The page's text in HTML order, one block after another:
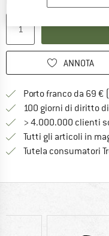
ANNOTA
Porto franco da 69 €
100 giorni di diritto
> 4.000.000 clienti
Tutti gli articoli in
Tutela consumatori